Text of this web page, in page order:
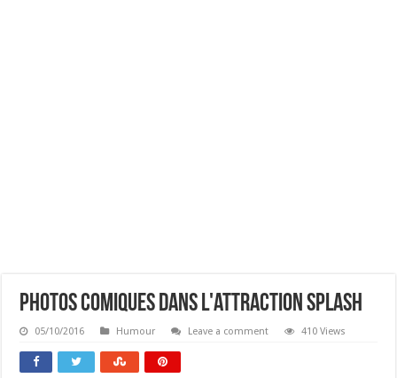
Photos Comiques Dans L'attraction Splash
05/10/2016 Humour Leave a comment 410 Views